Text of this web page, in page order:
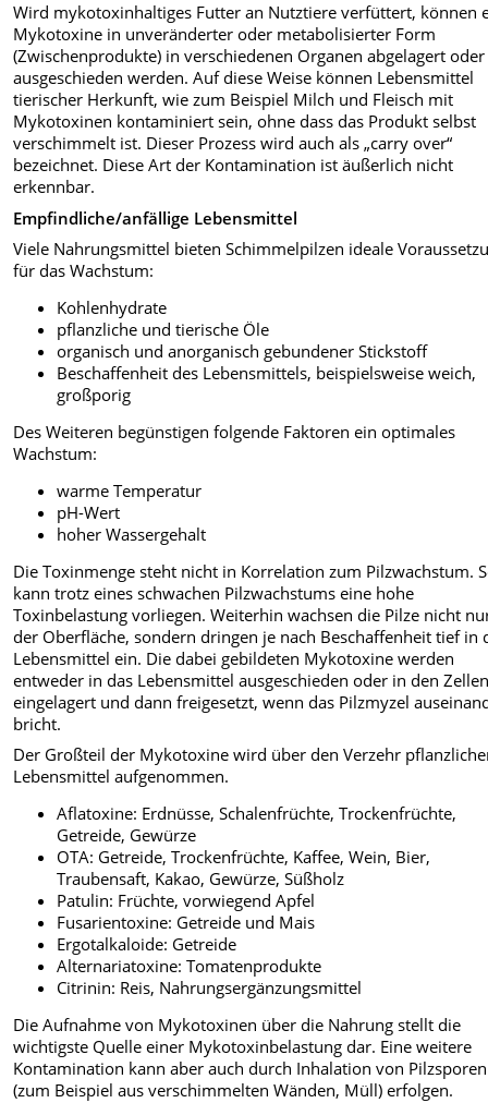
Wird mykotoxinhaltiges Futter an Nutztiere verfüttert, können
Mykotoxine in unveränderter oder metabolisierter Form
(Zwischenprodukte) in verschiedenen Organen abgelagert oder
ausgeschieden werden. Auf diese Weise können Lebensmittel
tierischer Herkunft, wie zum Beispiel Milch und Fleisch mit
Mykotoxinen kontaminiert sein, ohne dass das Produkt selbst
verschimmelt ist. Dieser Prozess wird auch als „carry over“
bezeichnet. Diese Art der Kontamination ist äußerlich nicht
erkennbar.
Empfindliche/anfällige Lebensmittel
Viele Nahrungsmittel bieten Schimmelpilzen ideale
für das Wachstum:
Kohlenhydrate
pflanzliche und tierische Öle
organisch und anorganisch gebundener Stickstoff
Beschaffenheit des Lebensmittels, beispielsweise weich,
großporig
Des Weiteren begünstigen folgende Faktoren ein optimales
Wachstum:
warme Temperatur
pH-Wert
hoher Wassergehalt
Die Toxinmenge steht nicht in Korrelation zum Pilzwachstum.
kann trotz eines schwachen Pilzwachstums eine hohe
Toxinbelastung vorliegen. Weiterhin wachsen die Pilze nicht
der Oberfläche, sondern dringen je nach Beschaffenheit tief in
Lebensmittel ein. Die dabei gebildeten Mykotoxine werden
entweder in das Lebensmittel ausgeschieden oder in den
eingelagert und dann freigesetzt, wenn das Pilzmyzel
bricht.
Der Großteil der Mykotoxine wird über den Verzehr
Lebensmittel aufgenommen.
Aflatoxine: Erdnüsse, Schalenfrüchte, Trockenfrüchte,
Getreide, Gewürze
OTA: Getreide, Trockenfrüchte, Kaffee, Wein, Bier,
Traubensaft, Kakao, Gewürze, Süßholz
Patulin: Früchte, vorwiegend Apfel
Fusarientoxine: Getreide und Mais
Ergotalkaloide: Getreide
Alternariatoxine: Tomatenprodukte
Citrinin: Reis, Nahrungsergänzungsmittel
Die Aufnahme von Mykotoxinen über die Nahrung stellt die
wichtigste Quelle einer Mykotoxinbelastung dar. Eine weitere
Kontamination kann aber auch durch Inhalation von Pilzsporen
(zum Beispiel aus verschimmelten Wänden, Müll) erfolgen.